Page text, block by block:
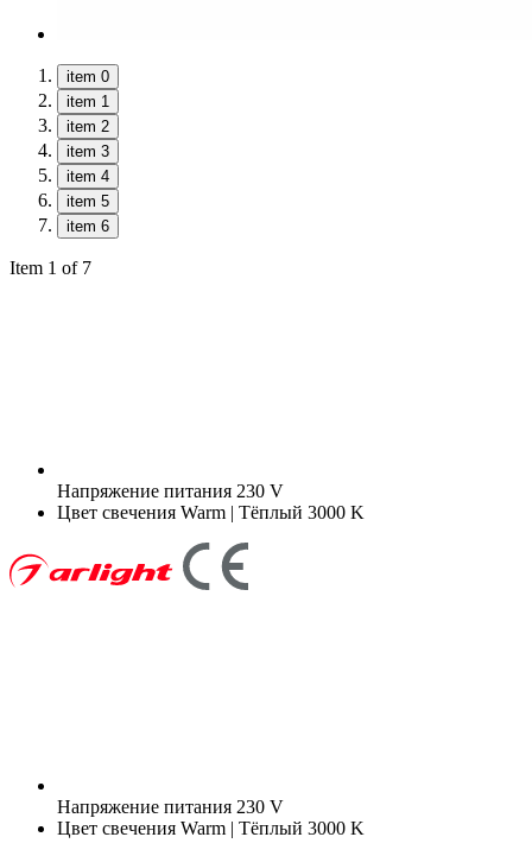
item 0
item 1
item 2
item 3
item 4
item 5
item 6
Item 1 of 7
Напряжение питания 230 V
Цвет свечения Warm | Тёплый 3000 K
Напряжение питания 230 V
Цвет свечения Warm | Тёплый 3000 K